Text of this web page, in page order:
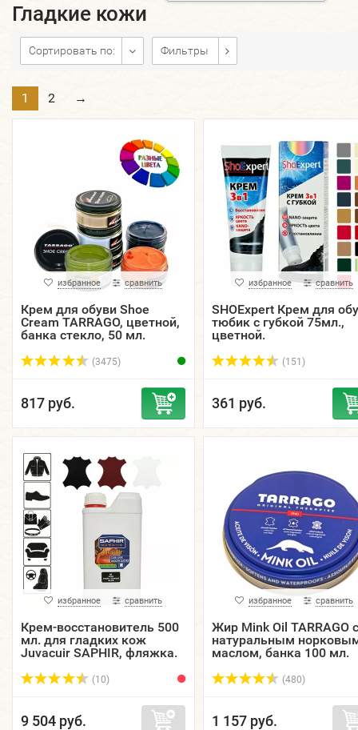
Гладкие кожи
Сортировать по: Фильтры
1 2 →
избранное сравнить
Крем для обуви Shoe
Cream TARRAGO, цветной,
банка стекло, 50 мл.
(3475)
817 руб.
избранное сравнить
SHOExpert Крем для
тюбик с губкой 75мл.,
цветной.
(151)
361 руб.
избранное сравнить
Крем-восстановитель 500
мл. для гладких кож
Juvacuir SAPHIR, фляжка.
(10)
9 504 руб.
избранное сравнить
Жир Mink Oil TARRAGO с
натуральным
маслом, банка 100 мл.
(480)
1 157 руб.